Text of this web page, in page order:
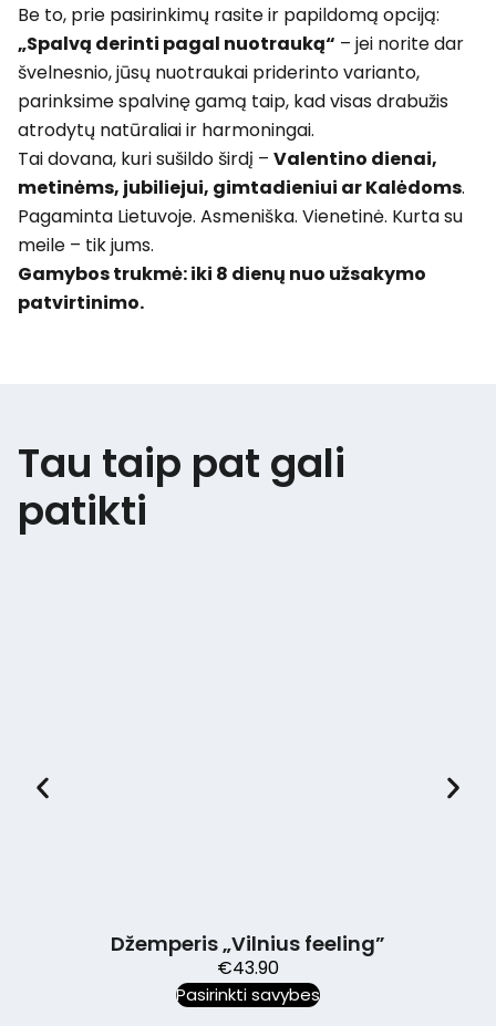
Be to, prie pasirinkimų rasite ir papildomą opciją:
„Spalvą derinti pagal nuotrauką“ – jei norite dar
švelnesnio, jūsų nuotraukai priderinto varianto,
parinksime spalvinę gamą taip, kad visas drabužis
atrodytų natūraliai ir harmoningai.
Tai dovana, kuri sušildo širdį – Valentino dienai,
metinėms, jubiliejui, gimtadieniui ar Kalėdoms.
Pagaminta Lietuvoje. Asmeniška. Vienetinė. Kurta su
meile – tik jums.
Gamybos trukmė: iki 8 dienų nuo užsakymo
patvirtinimo.
Tau taip pat gali
patikti
Džemperis „Vilnius feeling”
€43.90
Pasirinkti savybes